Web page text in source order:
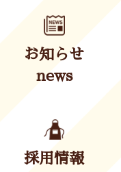
お知らせ
news
採用情報